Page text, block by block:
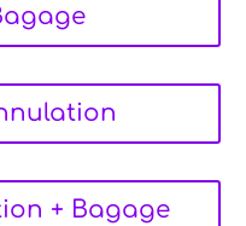
+ Bagage